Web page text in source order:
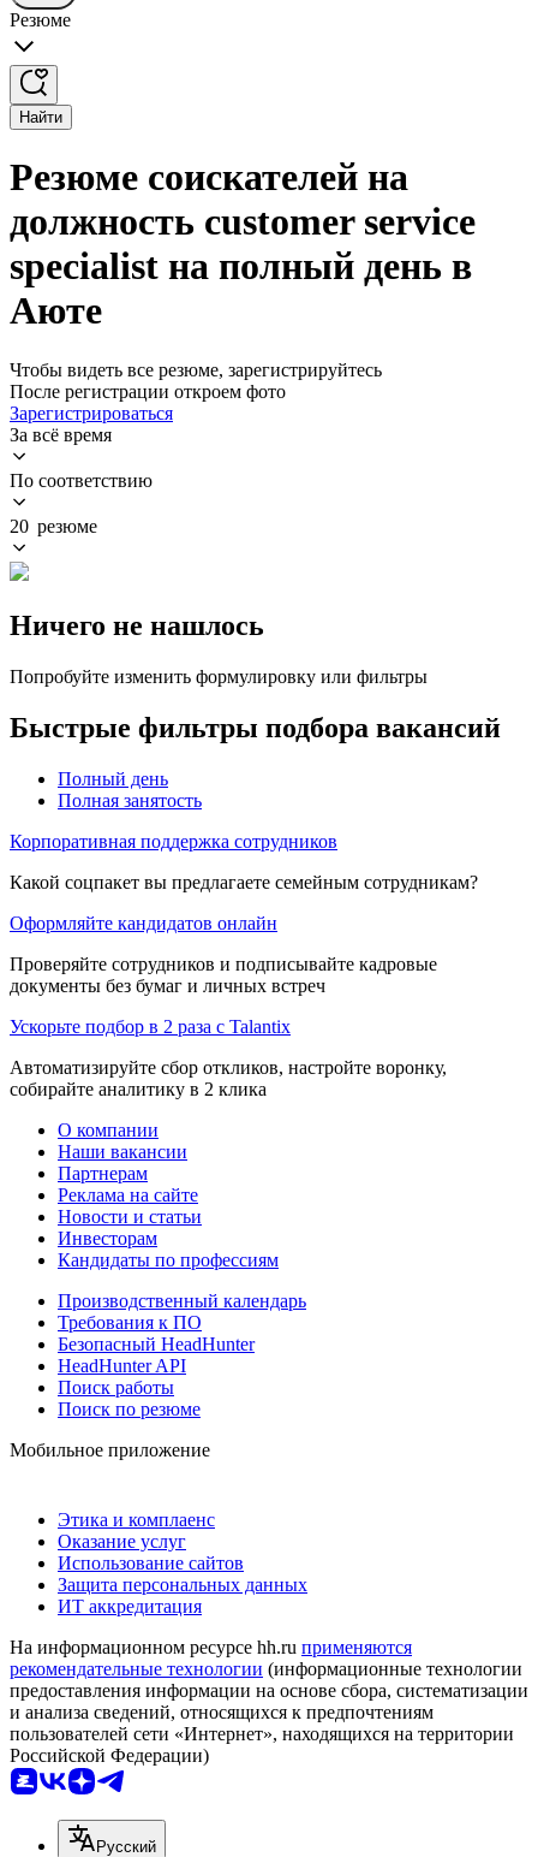
Резюме
Найти
Резюме соискателей на
должность customer service
specialist на полный день в
Аюте
Чтобы видеть все резюме, зарегистрируйтесь
После регистрации откроем фото
Зарегистрироваться
За всё время
По соответствию
20 резюме
Ничего не нашлось
Попробуйте изменить формулировку или фильтры
Быстрые фильтры подбора вакансий
Полный день
Полная занятость
Корпоративная поддержка сотрудников
Какой соцпакет вы предлагаете семейным сотрудникам?
Оформляйте кандидатов онлайн
Проверяйте сотрудников и подписывайте кадровые
документы без бумаг и личных встреч
Ускорьте подбор в 2 раза с Talantix
Автоматизируйте сбор откликов, настройте воронку,
собирайте аналитику в 2 клика
О компании
Наши вакансии
Партнерам
Реклама на сайте
Новости и статьи
Инвесторам
Кандидаты по профессиям
Производственный календарь
Требования к ПО
Безопасный HeadHunter
HeadHunter API
Поиск работы
Поиск по резюме
Мобильное приложение
Этика и комплаенс
Оказание услуг
Использование сайтов
Защита персональных данных
ИТ аккредитация
На информационном ресурсе hh.ru применяются
рекомендательные технологии (информационные технологии
предоставления информации на основе сбора, систематизации
и анализа сведений, относящихся к предпочтениям
пользователей сети «Интернет», находящихся на территории
Российской Федерации)
Русский